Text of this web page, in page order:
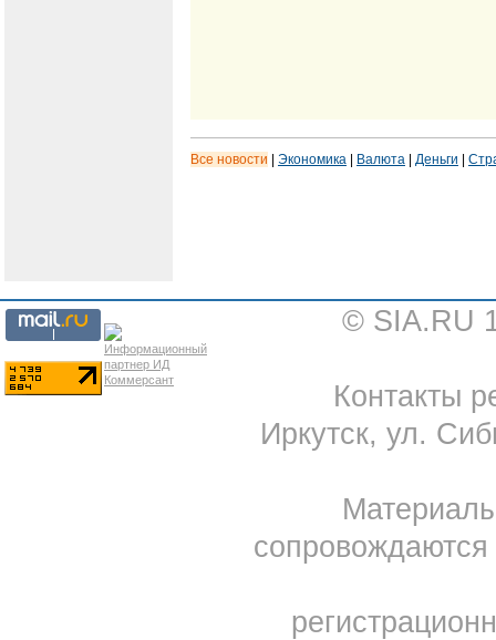
Все новости | Экономика | Валюта | Деньги |
© SIA.RU
Контакты
Иркутск, ул.